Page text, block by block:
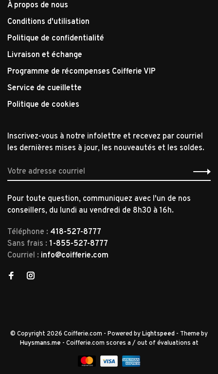
À propos de nous
Conditions d'utilisation
Politique de confidentialité
Livraison et échange
Programme de récompenses Coifferie VIP
Service de cueillette
Politique de cookies
Inscrivez-vous à notre infolettre et recevez par courriel
les dernières mises à jour, les nouveautés et les soldes.
Pour toute question, communiquez avec l'un de nos
conseillers, du lundi au vendredi de 8h30 à 16h.
Téléphone : 418-527-8777
Sans frais : 1-855-527-8777
Courriel : info@coifferie.com
© Copyright 2026 Coifferie.com - Powered byLightspeed - Theme by
Huysmans.me - Coifferie.com scores a / out of évaluations at